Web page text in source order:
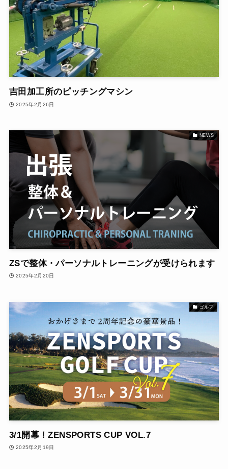
吉田加工所のピッチングマシン
2025年2月26日
NEWS
ZSで整体・パーソナルトレーニングが受けられます
2025年2月20日
ゴルフ
3/1開幕！ZENSPORTS CUP VOL.7
2025年2月19日